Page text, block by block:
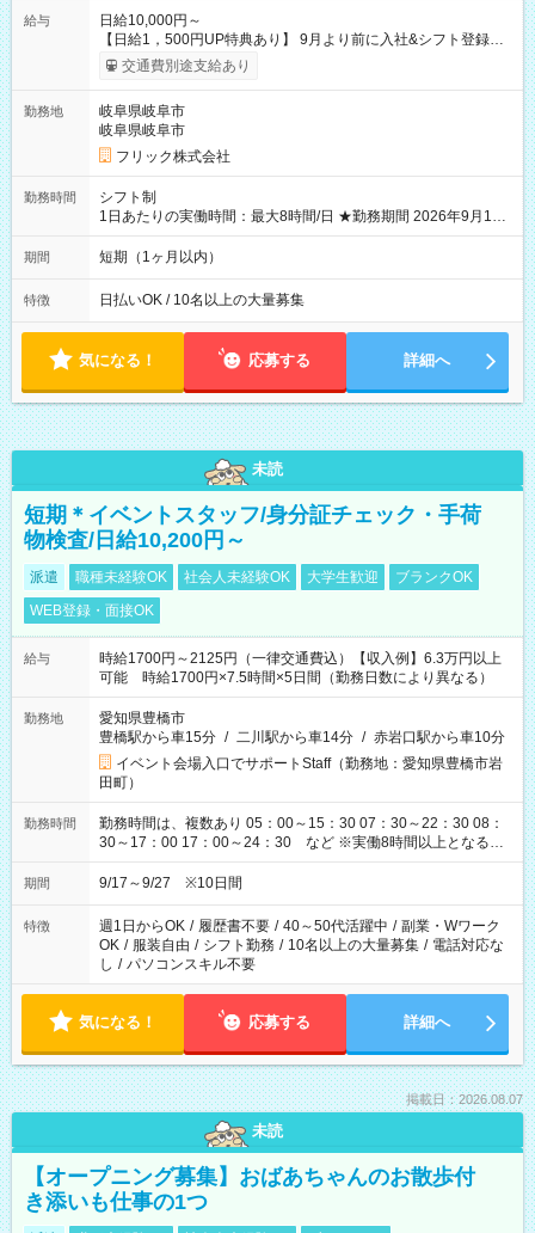
給与
日給10,000円～
【日給1，500円UP特典あり】 9月より前に入社&シフト登録す
ると 期間中(9/16~10/23) の日給がUP! 日給1万1500円でしっか
り稼げます♪ 【試用期間】試用期間なし
交通費別途支給あり
勤務地
岐阜県岐阜市
岐阜県岐阜市
フリック株式会社
勤務時間
シフト制
1日あたりの実働時間：最大8時間/日 ★勤務期間 2026年9月16
日~2026年10月23日 短期勤務OK! 期間中フル勤務できる方優遇
※週3~5日勤務(勤務日数応相談) ※期間前から勤務スタートも可
り ※夜勤シフトあり
期間 短期（1ヶ月以内）
特徴 日払いOK / 10名以上の大量募集
気になる！ 応募する 詳細へ
未読
短期＊イベントスタッフ/身分証チェック・手荷
物検査/日給10,200円～
派遣 職種未経験OK 社会人未経験OK 大学生歓迎
ブランクOK
WEB登録・面接OK
給与
時給1700円～2125円（一律交通費込）【収入例】6.3万円以上
可能 時給1700円×7.5時間×5日間（勤務日数により異なる）
勤務地
愛知県豊橋市
豊橋駅から車15分 / 二川駅から車14分 / 赤岩口駅から車10分
イベント会場入口でサポートStaff（勤務地：愛知県豊橋市岩
田町）
勤務時間
勤務時間は、複数あり 05：00～15：30 07：30～22：30 08：
30～17：00 17：00～24：30 など ※実働8時間以上となる勤
務もあります。 【休憩】60分+他休憩あり 交替で取得します。
安全面に配慮しこまめな休憩があります。
期間 9/17～9/27 ※10日間
特徴 週1日からOK / 履歴書不要 / 40～50代活躍中 / 副業・Wワーク
OK / 服装自由 / シフト勤務 / 10名以上の大量募集 / 電話対応な
し / パソコンスキル不要
気になる！ 応募する 詳細へ
掲載日：2026.08.07
未読
【オープニング募集】おばあちゃんのお散歩付
き添いも仕事の1つ